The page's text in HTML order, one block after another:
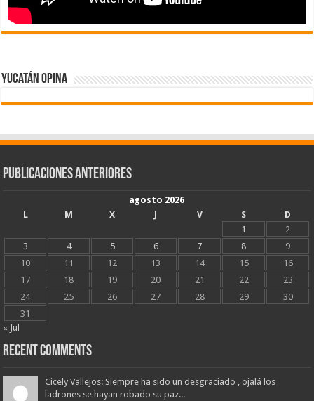
Yucatán Opina
Publicaciones Anteriores
agosto 2026
L
M X J V S
D
1
2
3
4 5 6 7 8
9
10
11 12 13 14 15
16
17
18 19 20 21 22
23
24
25 26 27 28 29
30
31
« Jul
Recent Comments
Cicely Vallejos: Siempre ha sido un desgraciado , ojalá los
ladrones se hayan robado su paz...